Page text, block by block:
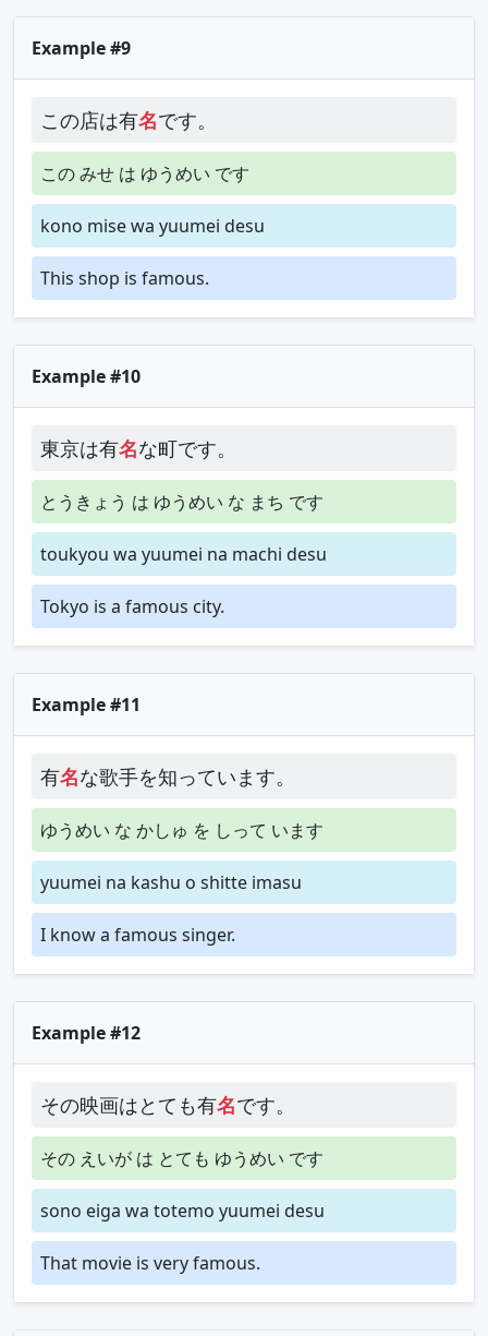
Example #9
この店は有名です。
この みせ は ゆうめい です
kono mise wa yuumei desu
This shop is famous.
Example #10
東京は有名な町です。
とうきょう は ゆうめい な まち です
toukyou wa yuumei na machi desu
Tokyo is a famous city.
Example #11
有名な歌手を知っています。
ゆうめい な かしゅ を しって います
yuumei na kashu o shitte imasu
I know a famous singer.
Example #12
その映画はとても有名です。
その えいが は とても ゆうめい です
sono eiga wa totemo yuumei desu
That movie is very famous.